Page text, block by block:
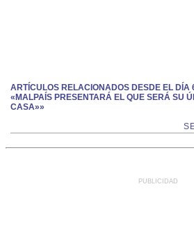
ARTÍCULOS RELACIONADOS DESDE EL DÍA
«MALPAÍS PRESENTARÁ EL QUE SERÁ SU
CASA»»
PUBLICIDAD